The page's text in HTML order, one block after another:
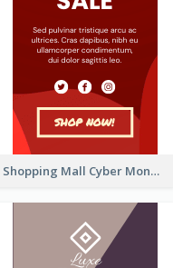
Shopping Mall Cyber Monday Sale Wide Skyscraper Banner